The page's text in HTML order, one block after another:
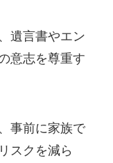
遺言書やエン
意志を尊重す
事前に家族で
スクを減ら